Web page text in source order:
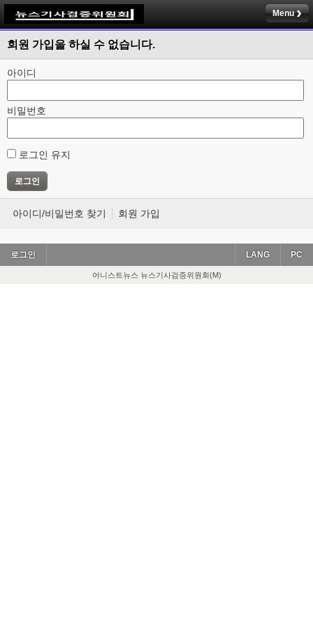
Menu
회원 가입을 하실 수 없습니다.
아이디
비밀번호
로그인 유지
아이디/비밀번호 찾기 회원 가입
로그인 PC
LANG
어니스트뉴스 뉴스기사검증위원회(M)